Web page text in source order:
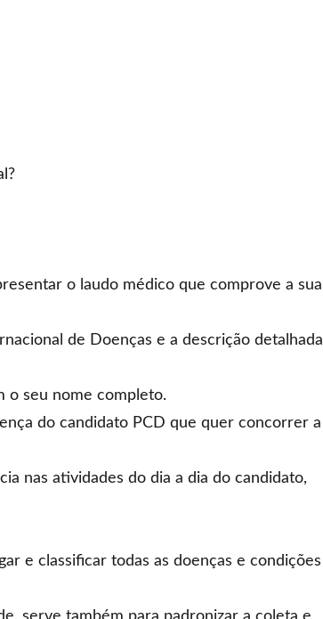
o laudo médico que comprove a sua
de Doenças e a descrição detalhada
o seu nome completo.
do candidato PCD que quer concorrer a
nas atividades do dia a dia do candidato,
e classificar todas as doenças e condições
serve também para padronizar a coleta e